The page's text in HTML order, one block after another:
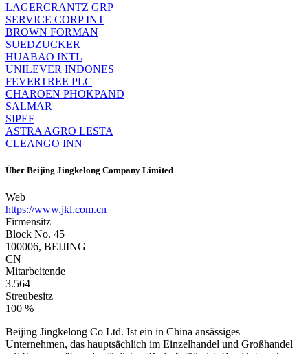
LAGERCRANTZ GRP
SERVICE CORP INT
BROWN FORMAN
SUEDZUCKER
HUABAO INTL
UNILEVER INDONES
FEVERTREE PLC
CHAROEN PHOKPAND
SALMAR
SIPEF
ASTRA AGRO LESTA
CLEANGO INN
Über Beijing Jingkelong Company Limited
Web
https://www.jkl.com.cn
Firmensitz
Block No. 45
100006, BEIJING
CN
Mitarbeitende
3.564
Streubesitz
100 %
Beijing Jingkelong Co Ltd. Ist ein in China ansässiges
Unternehmen, das hauptsächlich im Einzelhandel und Großhandel